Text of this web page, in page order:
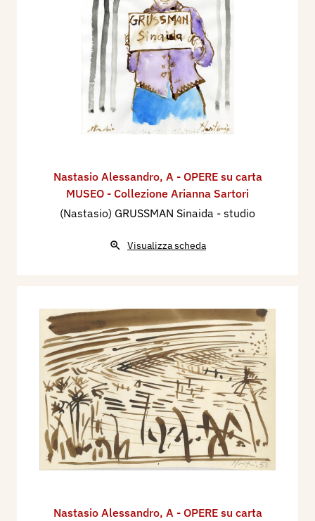
Nastasio Alessandro, A - OPERE su carta
MUSEO - Collezione Arianna Sartori
(Nastasio) GRUSSMAN Sinaida - studio
Visualizza scheda
Nastasio Alessandro, A - OPERE su carta